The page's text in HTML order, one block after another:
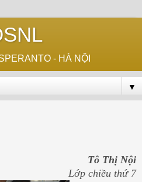
- HÀ NỘI
▼
Tô Thị Nội
Lớp chiều thứ 7